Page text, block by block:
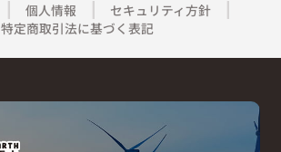
個人情報
セキュリティ方針
特定商取引法に基づく表記